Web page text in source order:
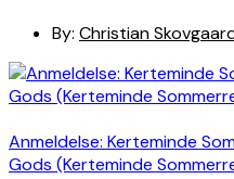
By: Christian
Anmeldelse: Kerteminde
Gods (Kerteminde